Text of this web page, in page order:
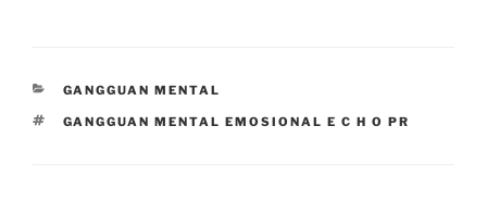
CATEGORIES
GANGGUAN MENTAL
TAGS
GANGGUAN MENTAL EMOSIONAL E C H O PR